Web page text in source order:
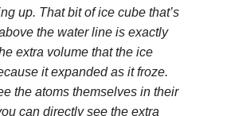
up. That bit of ice cube that’s
the water line is exactly
extra volume that the ice
it expanded as it froze.
the atoms themselves in their
can directly see the extra